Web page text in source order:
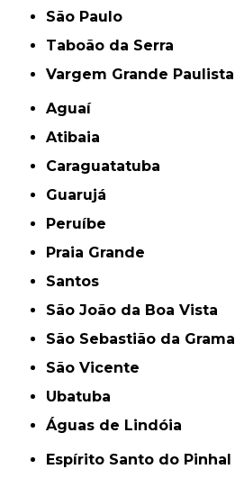
São Paulo
Taboão da Serra
Vargem Grande Paulista
Aguaí
Atibaia
Caraguatatuba
Guarujá
Peruíbe
Praia Grande
Santos
São João da Boa Vista
São Sebastião da Grama
São Vicente
Ubatuba
Águas de Lindóia
Espírito Santo do Pinhal